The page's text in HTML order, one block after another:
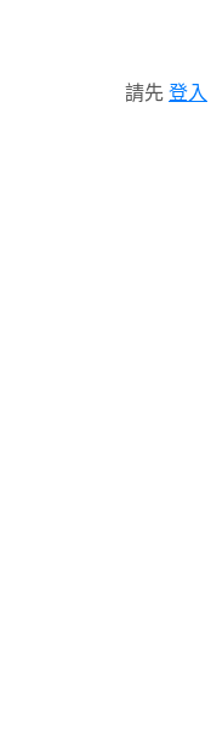
請先 登入